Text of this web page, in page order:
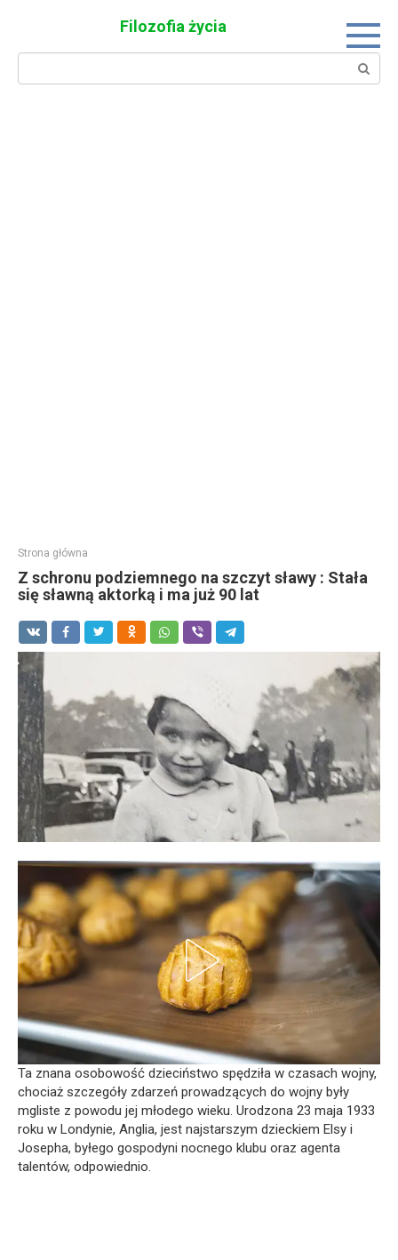
Filozofia życia
Search:
Strona główna
Z schronu podziemnego na szczyt sławy : Stała
się sławną aktorką i ma już 90 lat
Ta znana osobowość dzieciństwo spędziła w czasach wojny,
chociaż szczegóły zdarzeń prowadzących do wojny były
mgliste z powodu jej młodego wieku. Urodzona 23 maja 1933
roku w Londynie, Anglia, jest najstarszym dzieckiem Elsy i
Josepha, byłego gospodyni nocnego klubu oraz agenta
talentów, odpowiednio.